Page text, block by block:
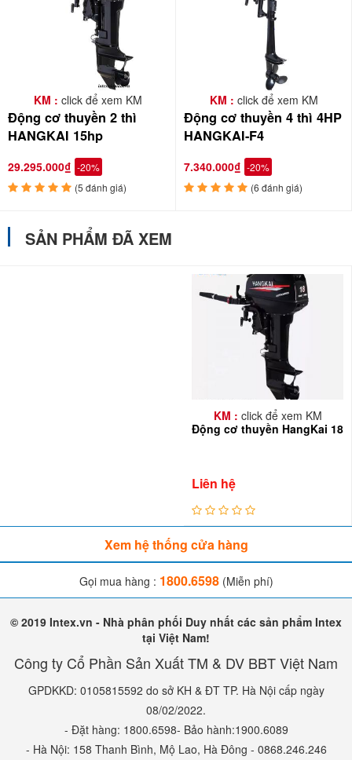
KM : click để xem KM
Động cơ thuyền 2 thì
HANGKAI 15hp
29.295.000₫ -20%
(5 đánh giá)
KM : click để xem KM
Động cơ thuyền 4 thì 4HP
HANGKAI-F4
7.340.000₫ -20%
(6 đánh giá)
SẢN PHẨM ĐÃ XEM
KM : click để xem KM
Động cơ thuyền HangKai 18
Liên hệ
Xem hệ thống cửa hàng
Gọi mua hàng : 1800.6598(Miễn phí)
© 2019 Intex.vn - Nhà phân phối Duy nhất các sản phẩm Intex
tại Việt Nam!
Công ty Cổ Phần Sản Xuất TM & DV BBT Việt Nam
GPDKKD: 0105815592 do sở KH & ĐT TP. Hà Nội cấp ngày
08/02/2022.
- Đặt hàng: 1800.6598- Bảo hành:1900.6089
- Hà Nội: 158 Thanh Bình, Mộ Lao, Hà Đông - 0868.246.246